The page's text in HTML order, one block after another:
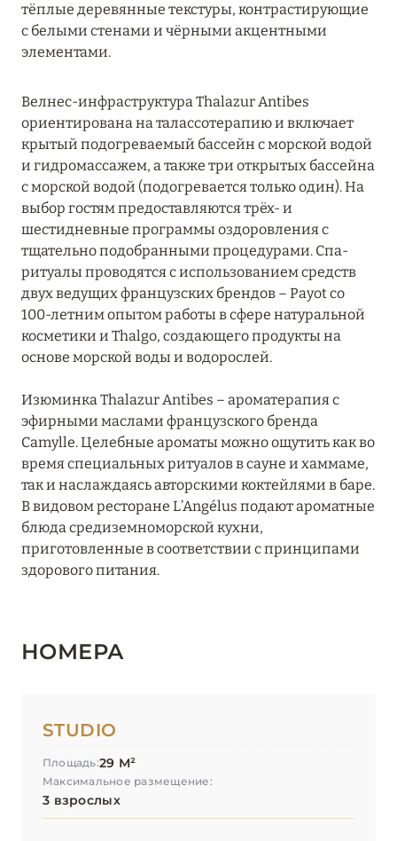
InterContinental Marseille – Hotel Dieu
La Pinède Plage
La Tartane Saint-Tropez
Le Mas Candille
Les Roches Rouges
Lily of the Valley
Lou Pinet
Maison Albar – Le Victoria
Pan Deï Palais
Thalazur Antibes – Hôtel & Spa
Thalazur Antibes – Résidence & Spa
Thalazur Bandol Île Rousse
Villa Marie Saint-Tropez
НОРМАНДИЯ
ОКСИТАНИЯ
ПАРИЖ
ПРОВАНС 20
тёплые деревянные текстуры, контрастирующие
с белыми стенами и чёрными акцентными
элементами.
Велнес-инфраструктура Thalazur Antibes
ориентирована на талассотерапию и включает
крытый подогреваемый бассейн с морской водой
и гидромассажем, а также три открытых бассейна
с морской водой (подогревается только один). На
выбор гостям предоставляются трёх- и
шестидневные программы оздоровления с
тщательно подобранными процедурами. Спа-
ритуалы проводятся с использованием средств
двух ведущих французских брендов – Payot со
100-летним опытом работы в сфере натуральной
косметики и Thalgo, создающего продукты на
основе морской воды и водорослей.
Изюминка Thalazur Antibes – ароматерапия с
эфирными маслами французского бренда
Camylle. Целебные ароматы можно ощутить как во
время специальных ритуалов в сауне и хаммаме,
так и наслаждаясь авторскими коктейлями в баре.
В видовом ресторане L’Angélus подают ароматные
блюда средиземноморской кухни,
приготовленные в соответствии с принципами
здорового питания.
НОМЕРА
STUDIO
Площадь:29 М²
Максимальное размещение:
3 взрослых